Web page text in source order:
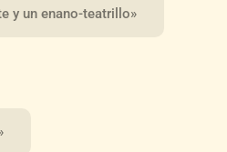
y un enano-teatrillo»